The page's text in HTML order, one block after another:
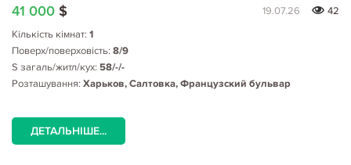
41 000 $ 19.07.26
42
Кількість кімнат: 1
Поверх/поверховість: 8/9
S загаль/житл/кух: 58/-/-
Розташування: Харьков, Салтовка, Французский бульвар
ДЕТАЛЬНІШЕ...